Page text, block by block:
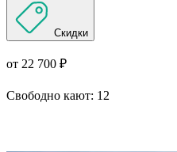
Скидки
от 22 700 ₽
Свободно кают: 12